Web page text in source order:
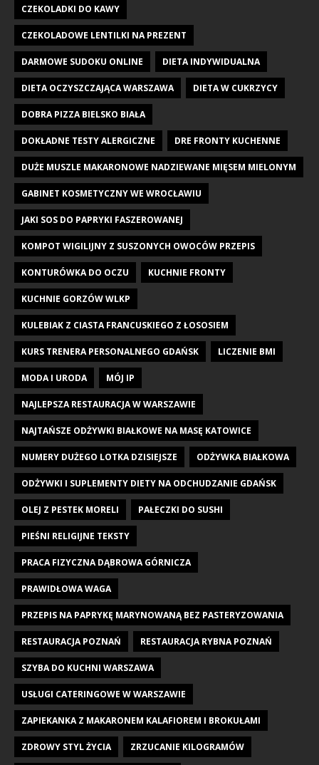
CZEKOLADKI DO KAWY
CZEKOLADOWE LENTILKI NA PREZENT
DARMOWE SUDOKU ONLINE DIETA INDYWIDUALNA
DIETA OCZYSZCZAJĄCA WARSZAWA DIETA W CUKRZYCY
DOBRA PIZZA BIELSKO BIAŁA
DOKŁADNE TESTY ALERGICZNE DRE FRONTY KUCHENNE
DUŻE MUSZLE MAKARONOWE NADZIEWANE MIĘSEM MIELONYM
GABINET KOSMETYCZNY WE WROCŁAWIU
JAKI SOS DO PAPRYKI FASZEROWANEJ
KOMPOT WIGILIJNY Z SUSZONYCH OWOCÓW PRZEPIS
KONTURÓWKA DO OCZU KUCHNIE FRONTY
KUCHNIE GORZÓW WLKP
KULEBIAK Z CIASTA FRANCUSKIEGO Z ŁOSOSIEM
KURS TRENERA PERSONALNEGO GDAŃSK LICZENIE BMI
MODA I URODA MÓJ IP
NAJLEPSZA RESTAURACJA W WARSZAWIE
NAJTAŃSZE ODŻYWKI BIAŁKOWE NA MASĘ KATOWICE
NUMERY DUŻEGO LOTKA DZISIEJSZE ODŻYWKA BIAŁKOWA
ODŻYWKI I SUPLEMENTY DIETY NA ODCHUDZANIE GDAŃSK
OLEJ Z PESTEK MORELI PAŁECZKI DO SUSHI
PIEŚNI RELIGIJNE TEKSTY
PRACA FIZYCZNA DĄBROWA GÓRNICZA
PRAWIDŁOWA WAGA
PRZEPIS NA PAPRYKĘ MARYNOWANĄ BEZ PASTERYZOWANIA
RESTAURACJA POZNAŃ RESTAURACJA RYBNA POZNAŃ
SZYBA DO KUCHNI WARSZAWA
USŁUGI CATERINGOWE W WARSZAWIE
ZAPIEKANKA Z MAKARONEM KALAFIOREM I BROKUŁAMI
ZDROWY STYL ŻYCIA ZRZUCANIE KILOGRAMÓW